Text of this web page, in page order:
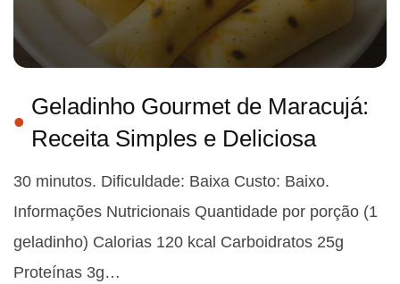
Geladinho Gourmet de Maracujá:
Receita Simples e Deliciosa
30 minutos. Dificuldade: Baixa Custo: Baixo.
Informações Nutricionais Quantidade por porção (1
geladinho) Calorias 120 kcal Carboidratos 25g
Proteínas 3g…